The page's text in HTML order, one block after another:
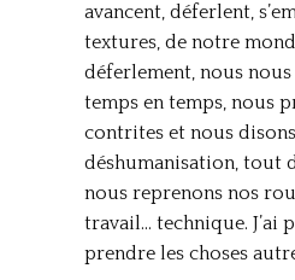
avancent, déferlent,
textures, de notre
déferlement, nous
temps en temps, nous
contrites et nous
déshumanisation, tout
nous reprenons nos
travail… technique. J’ai
prendre les choses